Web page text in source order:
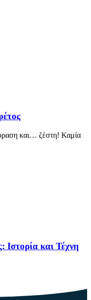
και… ζέστη! Καμία
και Τέχνη